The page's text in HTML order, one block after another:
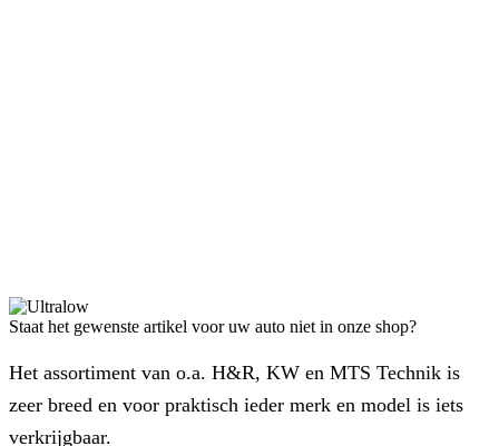
Staat het gewenste artikel voor uw auto niet in onze shop?
Het assortiment van o.a. H&R, KW en MTS Technik is
zeer breed en voor praktisch ieder merk en model is iets
verkrijgbaar.